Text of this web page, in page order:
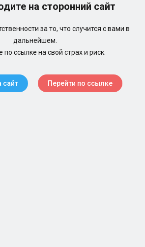
на сторонний сайт
за то, что случится с вами в
дальнейшем.
по ссылке на свой страх и риск.
сайт Перейти по ссылке